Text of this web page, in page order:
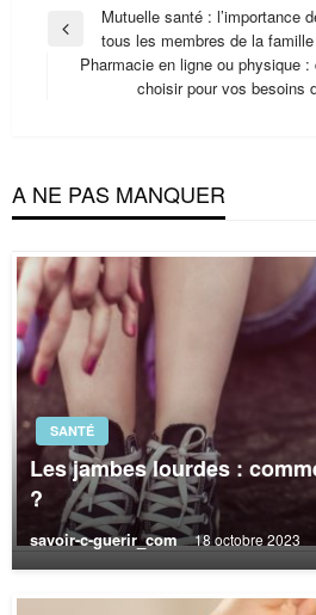
Navigation
Previous
Mutuelle santé : l’importance
tous les membres de la famille
Pharmacie en ligne ou physique :
choisir pour vos besoins
A NE PAS MANQUER
SANTÉ
Les jambes lourdes :
?
savoir-c-guerir_com 18 octobre 2023